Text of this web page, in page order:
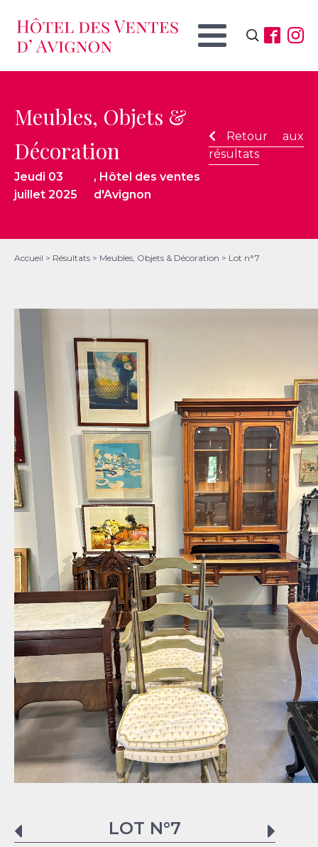
Rechercher :
Meubles, Objets &
Décoration
Jeudi 03
juillet 2025
, Hôtel des ventes
d'Avignon
Retour aux
résultats
Accueil > Résultats > Meubles, Objets & Décoration > Lot n°7
LOT N°7